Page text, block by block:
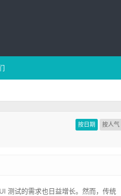
按日期 按人气
测试的需求也日益增长。然而，传统